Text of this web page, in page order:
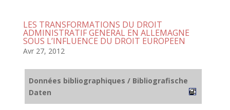
LES TRANSFORMATIONS DU DROIT
ADMINISTRATIF GENERAL EN ALLEMAGNE
SOUS L’INFLUENCE DU DROIT EUROPEEN
Avr 27, 2012
Données bibliographiques / Bibliografische
Daten